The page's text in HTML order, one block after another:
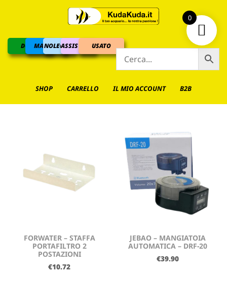
DOLCEMARINO
NOLEGGIOASSISTENZAUSATO
SHOP CARRELLO IL MIO ACCOUNT B2B
FORWATER – STAFFA
PORTAFILTRO 2
POSTAZIONI
€10.72
JEBAO – MANGIATOIA
AUTOMATICA – DRF-20
€39.90
0